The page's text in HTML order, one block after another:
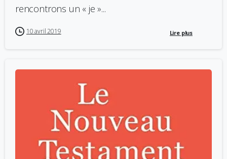
rencontrons un « je »...
10 avril 2019 Lire plus